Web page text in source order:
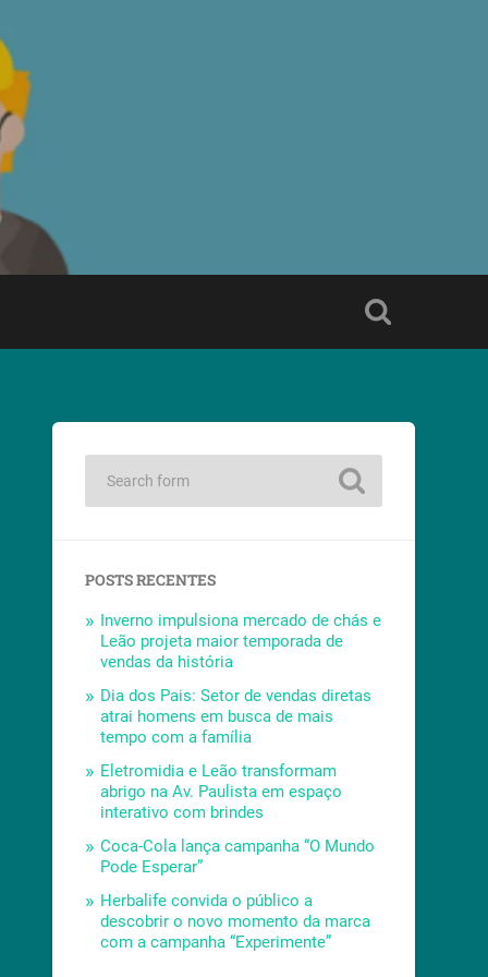
POSTS RECENTES
Inverno impulsiona mercado de chás e
Leão projeta maior temporada de
vendas da história
Dia dos Pais: Setor de vendas diretas
atrai homens em busca de mais
tempo com a família
Eletromidia e Leão transformam
abrigo na Av. Paulista em espaço
interativo com brindes
Coca-Cola lança campanha “O Mundo
Pode Esperar”
Herbalife convida o público a
descobrir o novo momento da marca
com a campanha “Experimente”